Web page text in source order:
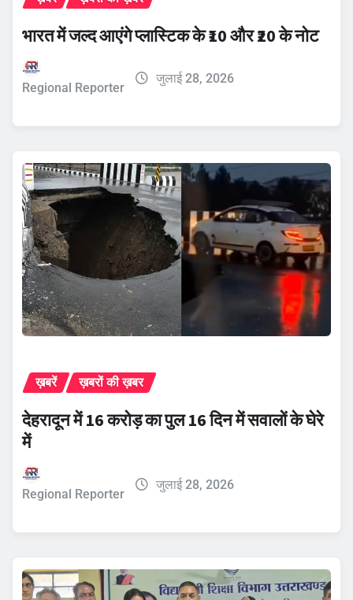
भारत में जल्द आएंगे प्लास्टिक के ₹10 और ₹20 के नोट
Regional Reporter
जुलाई 28, 2026
ख़बरें ख़बरों की ख़बर
देहरादून में 16 करोड़ का पुल 16 दिन में सवालों के घेरे
में
Regional Reporter
जुलाई 28, 2026